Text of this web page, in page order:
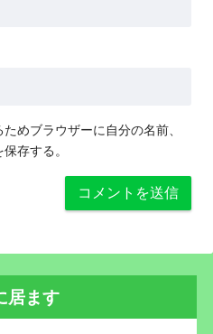
めブラウザーに自分の名前、
存する。
居ます